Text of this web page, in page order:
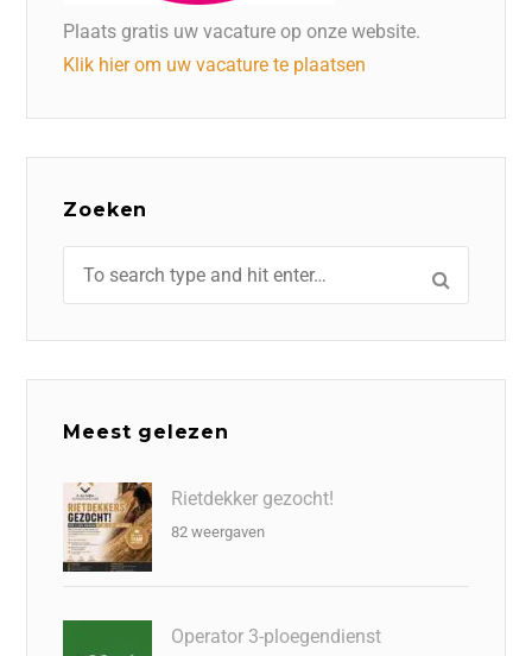
Plaats gratis uw vacature op onze website.
Klik hier om uw vacature te plaatsen
Zoeken
Meest gelezen
Rietdekker gezocht!
82 weergaven
Operator 3-ploegendienst